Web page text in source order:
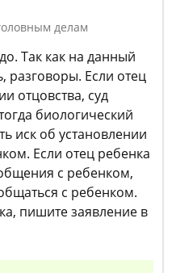
делам
Так как на данный
разговоры. Если отец
отцовства, суд
биологический
иск об установлении
Если отец ребенка
с ребенком,
с ребенком.
пишите заявление в